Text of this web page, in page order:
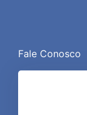
Fale Conosco